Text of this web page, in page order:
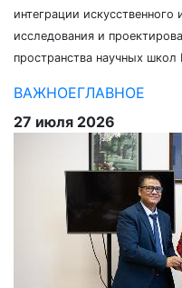
интеграции искусственного
исследования и
пространства научных школ
ВАЖНОЕГЛАВНОЕ
27 июля 2026